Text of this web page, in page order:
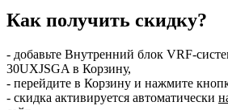
Как получить скидку?
- добавьте Внутренний блок VRF-
30UXJSGA в Корзину,
- перейдите в Корзину и нажмите
- скидка активируется автоматически